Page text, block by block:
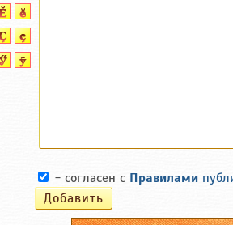
- согласен с Правилами